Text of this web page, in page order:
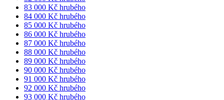
83 000 Kč hrubého
84 000 Kč hrubého
85 000 Kč hrubého
86 000 Kč hrubého
87 000 Kč hrubého
88 000 Kč hrubého
89 000 Kč hrubého
90 000 Kč hrubého
91 000 Kč hrubého
92 000 Kč hrubého
93 000 Kč hrubého